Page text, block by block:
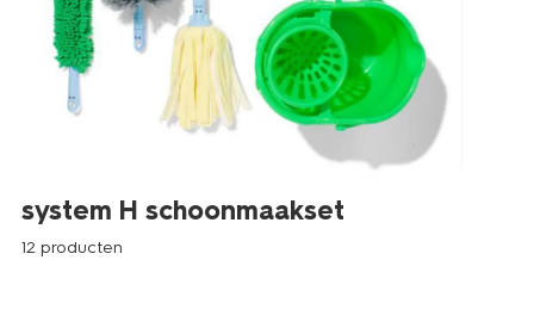
system H schoonmaakset
12 producten